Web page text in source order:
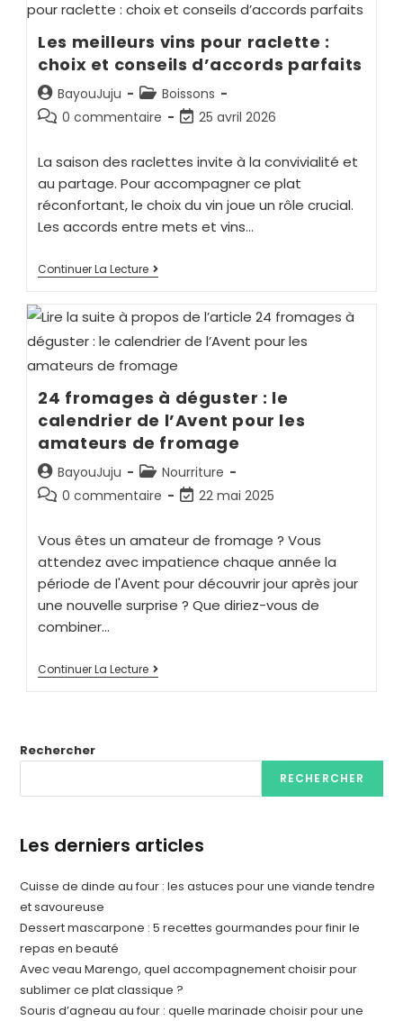
Les meilleurs vins pour raclette :
choix et conseils d’accords parfaits
BayouJuju
Boissons
0 commentaire
25 avril 2026
La saison des raclettes invite à la convivialité et
au partage. Pour accompagner ce plat
réconfortant, le choix du vin joue un rôle crucial.
Les accords entre mets et vins…
Continuer La Lecture
24 fromages à déguster : le
calendrier de l’Avent pour les
amateurs de fromage
BayouJuju
Nourriture
0 commentaire
22 mai 2025
Vous êtes un amateur de fromage ? Vous
attendez avec impatience chaque année la
période de l'Avent pour découvrir jour après jour
une nouvelle surprise ? Que diriez-vous de
combiner…
Continuer La Lecture
Rechercher
RECHERCHER
Les derniers articles
Cuisse de dinde au four : les astuces pour une viande tendre
et savoureuse
Dessert mascarpone : 5 recettes gourmandes pour finir le
repas en beauté
Avec veau Marengo, quel accompagnement choisir pour
sublimer ce plat classique ?
Souris d’agneau au four : quelle marinade choisir pour une